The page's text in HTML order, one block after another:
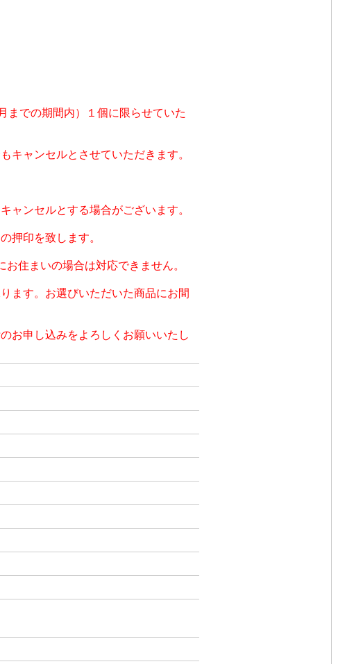
までの期間内）１個に限らせていた
キャンセルとさせていただきます。
ャンセルとする場合がございます。
押印を致します。
住まいの場合は対応できません。
ます。お選びいただいた商品にお間
お申し込みをよろしくお願いいたし